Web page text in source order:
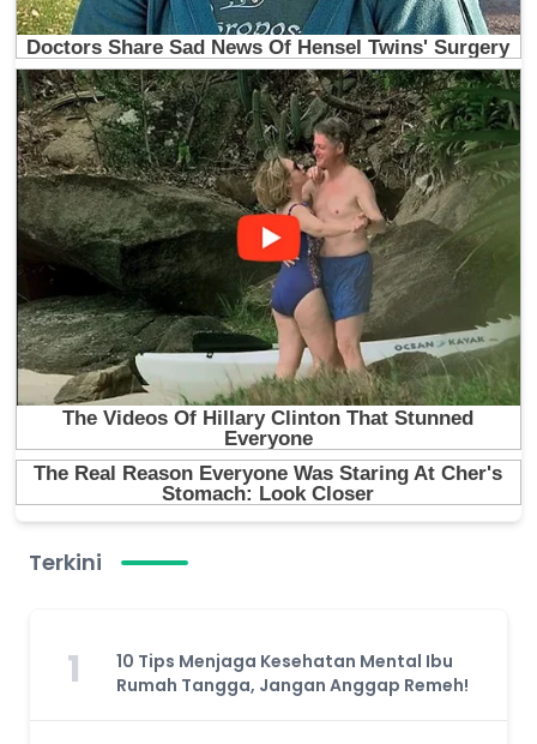
Terkini
1
10 Tips Menjaga Kesehatan Mental Ibu
Rumah Tangga, Jangan Anggap Remeh!